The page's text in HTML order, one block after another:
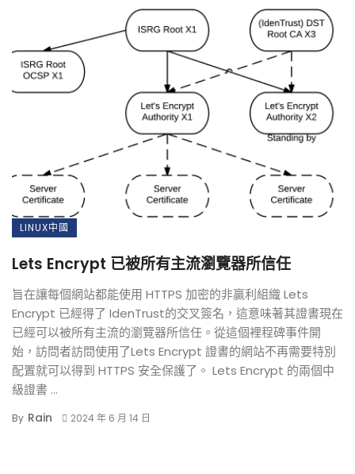
LINUX中國
Lets Encrypt 已被所有主流瀏覽器所信任
旨在讓每個網站都能使用 HTTPS 加密的非贏利組織 Lets
Encrypt 已經得了 IdenTrust的交叉簽名，這意味著其證書現在
已經可以被所有主流的瀏覽器所信任。從這個裡程碑事件開
始，訪問者訪問使用了Lets Encrypt 證書的網站不再需要特別
配置就可以得到 HTTPS 安全保護了。 Lets Encrypt 的兩個中
級證書 ...
By Rain 2024 年 6 月 14 日